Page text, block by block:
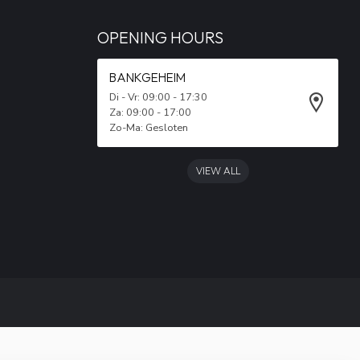
OPENING HOURS
BANKGEHEIM
Di - Vr: 09:00 - 17:30
Za: 09:00 - 17:00
Zo-Ma: Gesloten
VIEW ALL